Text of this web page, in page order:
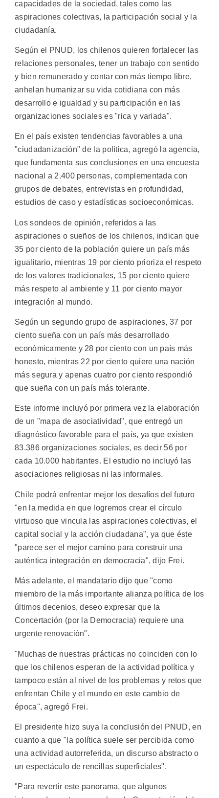
capacidades de la sociedad, tales como las
aspiraciones colectivas, la participación social y la
ciudadanía.
Según el PNUD, los chilenos quieren fortalecer las
relaciones personales, tener un trabajo con sentido
y bien remunerado y contar con más tiempo libre,
anhelan humanizar su vida cotidiana con más
desarrollo e igualdad y su participación en las
organizaciones sociales es "rica y variada".
En el país existen tendencias favorables a una
"ciudadanización" de la política, agregó la agencia,
que fundamenta sus conclusiones en una encuesta
nacional a 2.400 personas, complementada con
grupos de debates, entrevistas en profundidad,
estudios de caso y estadísticas socioeconómicas.
Los sondeos de opinión, referidos a las
aspiraciones o sueños de los chilenos, indican que
35 por ciento de la población quiere un país más
igualitario, mientras 19 por ciento prioriza el respeto
de los valores tradicionales, 15 por ciento quiere
más respeto al ambiente y 11 por ciento mayor
integración al mundo.
Según un segundo grupo de aspiraciones, 37 por
ciento sueña con un país más desarrollado
económicamente y 28 por ciento con un país más
honesto, mientras 22 por ciento quiere una nación
más segura y apenas cuatro por ciento respondió
que sueña con un país más tolerante.
Este informe incluyó por primera vez la elaboración
de un "mapa de asociatividad", que entregó un
diagnóstico favorable para el país, ya que existen
83.386 organizaciones sociales, es decir 56 por
cada 10.000 habitantes. El estudio no incluyó las
asociaciones religiosas ni las informales.
Chile podrá enfrentar mejor los desafíos del futuro
"en la medida en que logremos crear el círculo
virtuoso que vincula las aspiraciones colectivas, el
capital social y la acción ciudadana", ya que éste
"parece ser el mejor camino para construir una
auténtica integración en democracia", dijo Frei.
Más adelante, el mandatario dijo que "como
miembro de la más importante alianza política de los
últimos decenios, deseo expresar que la
Concertación (por la Democracia) requiere una
urgente renovación".
"Muchas de nuestras prácticas no coinciden con lo
que los chilenos esperan de la actividad política y
tampoco están al nivel de los problemas y retos que
enfrentan Chile y el mundo en este cambio de
época", agregó Frei.
El presidente hizo suya la conclusión del PNUD, en
cuanto a que "la política suele ser percibida como
una actividad autorreferida, un discurso abstracto o
un espectáculo de rencillas superficiales".
"Para revertir este panorama, que algunos